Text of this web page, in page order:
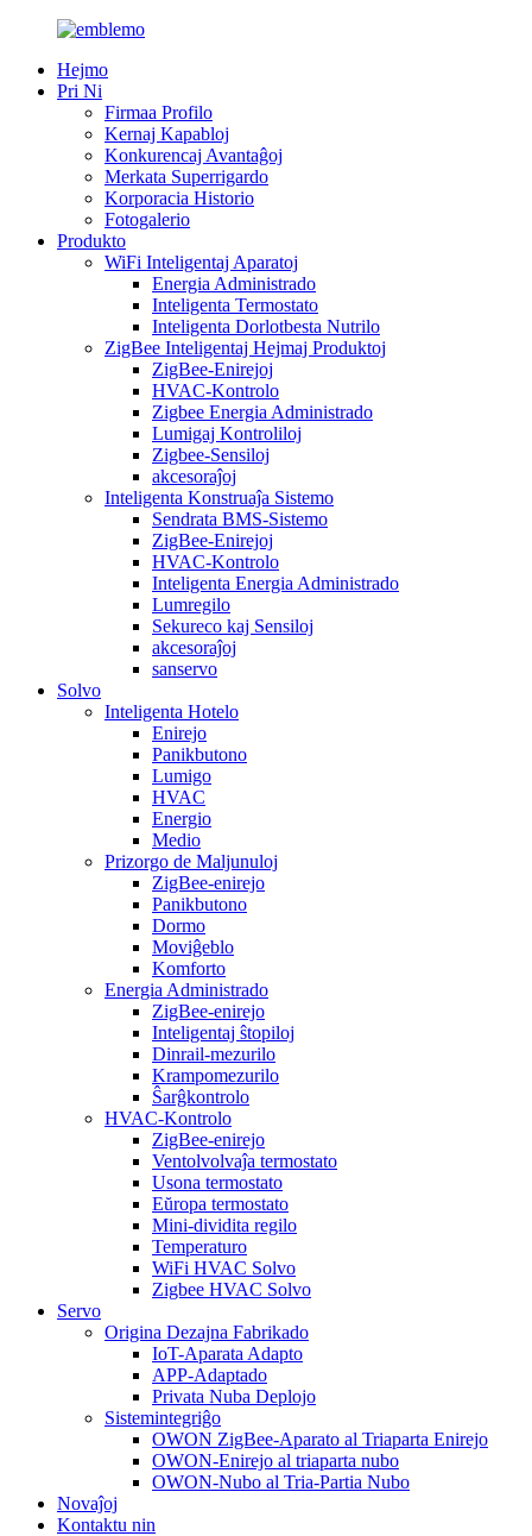
Hejmo
Pri Ni
Firmaa Profilo
Kernaj Kapabloj
Konkurencaj Avantaĝoj
Merkata Superrigardo
Korporacia Historio
Fotogalerio
Produkto
WiFi Inteligentaj Aparatoj
Energia Administrado
Inteligenta Termostato
Inteligenta Dorlotbesta Nutrilo
ZigBee Inteligentaj Hejmaj Produktoj
ZigBee-Enirejoj
HVAC-Kontrolo
Zigbee Energia Administrado
Lumigaj Kontroliloj
Zigbee-Sensiloj
akcesoraĵoj
Inteligenta Konstruaĵa Sistemo
Sendrata BMS-Sistemo
ZigBee-Enirejoj
HVAC-Kontrolo
Inteligenta Energia Administrado
Lumregilo
Sekureco kaj Sensiloj
akcesoraĵoj
sanservo
Solvo
Inteligenta Hotelo
Enirejo
Panikbutono
Lumigo
HVAC
Energio
Medio
Prizorgo de Maljunuloj
ZigBee-enirejo
Panikbutono
Dormo
Moviĝeblo
Komforto
Energia Administrado
ZigBee-enirejo
Inteligentaj ŝtopiloj
Dinrail-mezurilo
Krampomezurilo
Ŝarĝkontrolo
HVAC-Kontrolo
ZigBee-enirejo
Ventolvolvaĵa termostato
Usona termostato
Eŭropa termostato
Mini-dividita regilo
Temperaturo
WiFi HVAC Solvo
Zigbee HVAC Solvo
Servo
Origina Dezajna Fabrikado
IoT-Aparata Adapto
APP-Adaptado
Privata Nuba Deplojo
Sistemintegriĝo
OWON ZigBee-Aparato al Triaparta Enirejo
OWON-Enirejo al triaparta nubo
OWON-Nubo al Tria-Partia Nubo
Novaĵoj
Kontaktu nin